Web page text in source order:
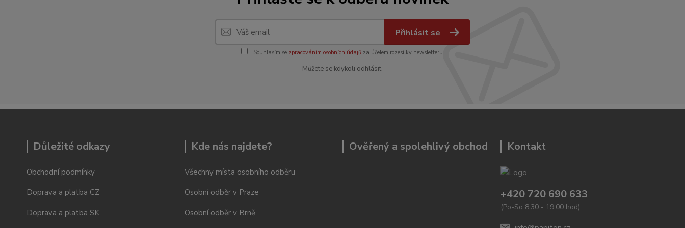
Přihlásit se
Souhlasím se zpracováním osobních údajůza účelem rozesílky newsletteru.
Můžete se kdykoli odhlásit.
Důležité odkazy
Obchodní podmínky
Doprava a platba CZ
Doprava a platba SK
Kde nás najdete?
Všechny místa osobního odběru
Osobní odběr v Praze
Osobní odběr v Brně
Ověřený a spolehlivý obchod Kontakt
+420 720 690 633
(Po-So 8:30 - 19:00 hod)